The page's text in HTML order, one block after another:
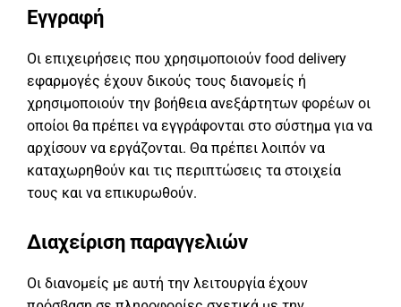
Εγγραφή
Οι επιχειρήσεις που χρησιμοποιούν food delivery
εφαρμογές έχουν δικούς τους διανομείς ή
χρησιμοποιούν την βοήθεια ανεξάρτητων φορέων οι
οποίοι θα πρέπει να εγγράφονται στο σύστημα για να
αρχίσουν να εργάζονται. Θα πρέπει λοιπόν να
καταχωρηθούν και τις περιπτώσεις τα στοιχεία
τους και να επικυρωθούν.
Διαχείριση παραγγελιών
Οι διανομείς με αυτή την λειτουργία έχουν